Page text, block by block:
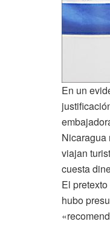
En un
Nicaragua
viajan
cuesta
El
hubo